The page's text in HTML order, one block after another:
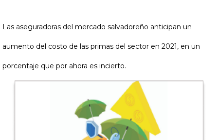
Las aseguradoras del mercado salvadoreño anticipan un
aumento del costo de las primas del sector en 2021, en un
porcentaje que por ahora es incierto.